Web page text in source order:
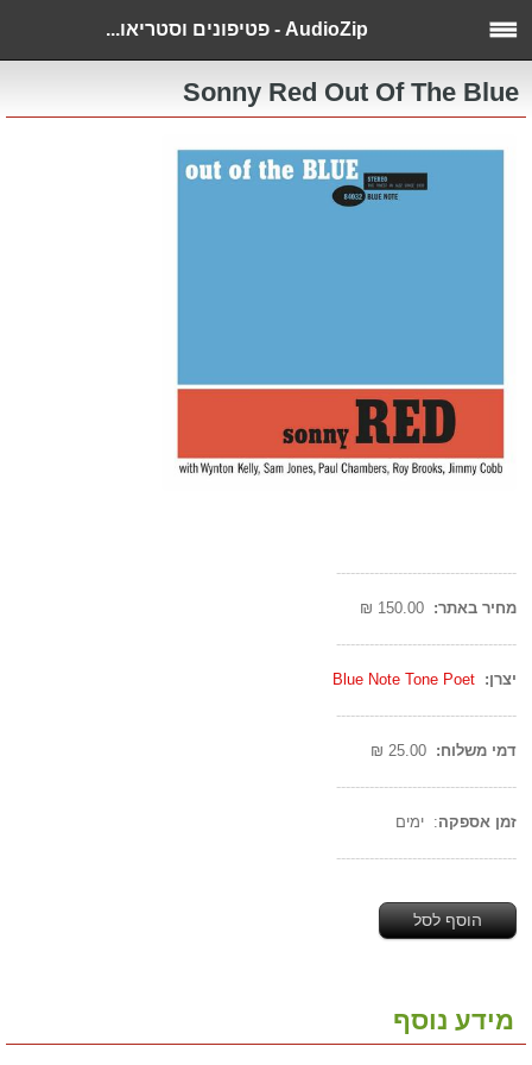
AudioZip - פטיפונים וסטריאו...
--------------------------------------
מחיר באתר:
--------------------------------------
יצרן: Blue Note Tone Poet
--------------------------------------
דמי משלוח:
--------------------------------------
זמן אספקה: ימים
--------------------------------------
הוסף לסל
מידע נוסף